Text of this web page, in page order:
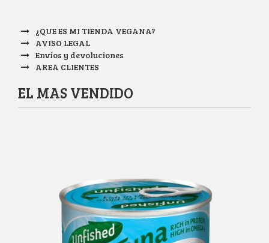
¿QUE ES MI TIENDA VEGANA?
AVISO LEGAL
Envíos y devoluciones
AREA CLIENTES
EL MAS VENDIDO